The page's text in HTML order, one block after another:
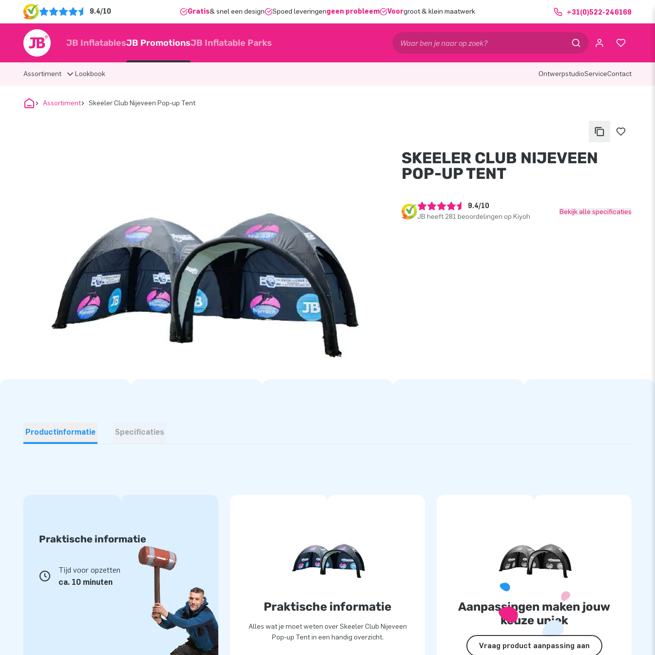
9.4/10 Gratis& snel een design Spoed leveringengeen probleem Voorgroot & klein maatwerk +31(0)522-246169
JB InflatablesJB PromotionsJB Inflatable Parks
Assortiment Lookbook OntwerpstudioServiceContact
Assortiment Skeeler Club Nijeveen Pop-up Tent
SKEELER CLUB NIJEVEEN
POP-UP TENT
9.4/10
JB heeft 281 beoordelingen op Kiyoh
Bekijk alle specificaties
Productinformatie Specificaties
Praktische informatie
Tijd voor opzetten
ca. 10 minuten
Praktische informatie
Alles wat je moet weten over Skeeler Club Nijeveen
Pop-up Tent in een handig overzicht.
Aanpassingen maken jouw
keuze uniek
Vraag product aanpassing aan